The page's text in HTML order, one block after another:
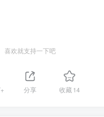
喜欢就支持一下吧
分享 收藏14